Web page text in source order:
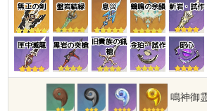
無工の剣 盤岩結緑 息災 鶴鳴の余韻 斬岩・試作
匣中滅龍 黒岩の突槍 旧貴族の猟
槍
金珀・試作 昭心
鳴神御